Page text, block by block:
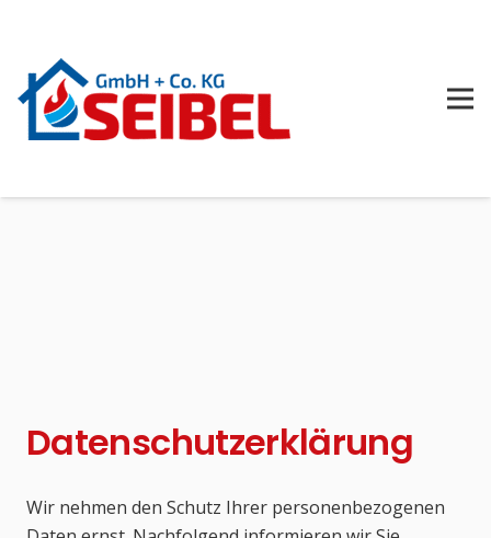
Datenschutzerklärung
Wir nehmen den Schutz Ihrer personenbezogenen